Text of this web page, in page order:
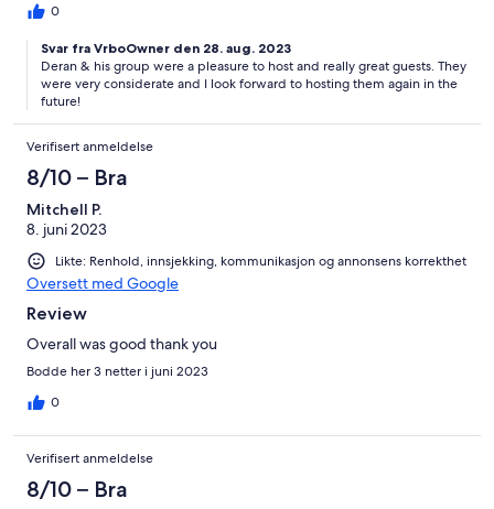
0
Svar fra VrboOwner den 28. aug. 2023
Deran & his group were a pleasure to host and really great guests. They
were very considerate and I look forward to hosting them again in the
future!
Verifisert anmeldelse
8/10 – Bra
Mitchell P.
8. juni 2023
Likte: Renhold, innsjekking, kommunikasjon og annonsens korrekthet
Oversett med Google
Review
Overall was good thank you
Bodde her 3 netter i juni 2023
0
Verifisert anmeldelse
8/10 – Bra